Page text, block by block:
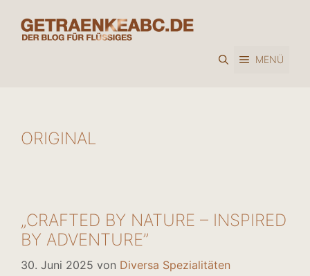
Inhalt
springen
MENÜ
ORIGINAL
„CRAFTED BY NATURE – INSPIRED
BY ADVENTURE”
30. Juni 2025 von Diversa Spezialitäten